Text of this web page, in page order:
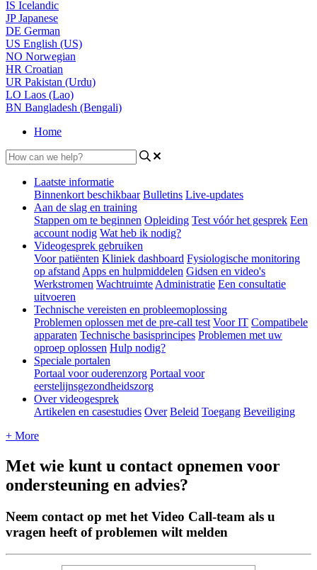
IS Icelandic
JPJapanese
DE German
US English (US)
NO Norwegian
HR Croatian
UR Pakistan (Urdu)
LO Laos (Lao)
BN Bangladesh (Bengali)
Home
Laatste informatie
Binnenkort beschikbaar Bulletins Live-updates
Aan de slag en training
Stappen om te beginnen Opleiding Test vóór het gesprek Een
account nodig Wat heb ik nodig?
Videogesprek gebruiken
Voor patiënten Kliniek dashboard Fysiologische monitoring
op afstand Apps en hulpmiddelen Gidsen en video's
Werkstromen Wachtruimte Administratie Een consultatie
uitvoeren
Technische vereisten en probleemoplossing
Problemen oplossen met de pre-call test Voor IT Compatibele
apparaten Technische basisprincipes Problemen met uw
oproep oplossen Hulp nodig?
Speciale portalen
Portaal voor ouderenzorg Portaal voor
eerstelijnsgezondheidszorg
Over videogesprek
Artikelen en casestudies Over Beleid Toegang Beveiliging
+ More
Met wie kunt u contact opnemen voor
ondersteuning en advies?
Neem contact op met het Video Call-team als u
vragen heeft of problemen wilt melden